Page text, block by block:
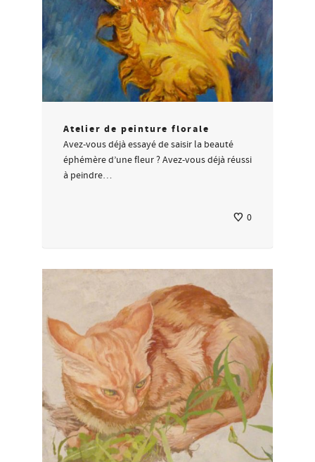
Atelier de peinture florale
Avez-vous déjà essayé de saisir la beauté
éphémère d’une fleur ? Avez-vous déjà réussi
à peindre…
0